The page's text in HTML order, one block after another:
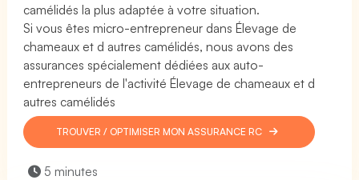
camélidés la plus adaptée à votre situation.
Si vous êtes micro-entrepreneur dans Élevage de
chameaux et d autres camélidés, nous avons des
assurances spécialement dédiées aux auto-
entrepreneurs de l'activité Élevage de chameaux et d
autres camélidés
TROUVER / OPTIMISER MON ASSURANCE RC
5 minutes